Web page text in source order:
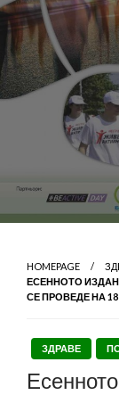
HOMEPAGE
ЕСЕННОТО
СЕ ПРОВЕДЕ НА
ЗДРАВЕ